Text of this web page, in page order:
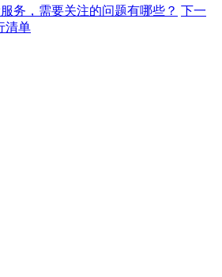
务，需要关注的问题有哪些？ 下一
清单